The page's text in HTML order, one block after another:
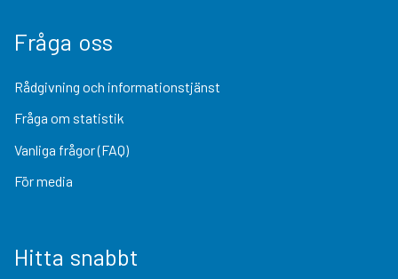
Fråga oss
Rådgivning och informationstjänst
Fråga om statistik
Vanliga frågor (FAQ)
För media
Hitta snabbt